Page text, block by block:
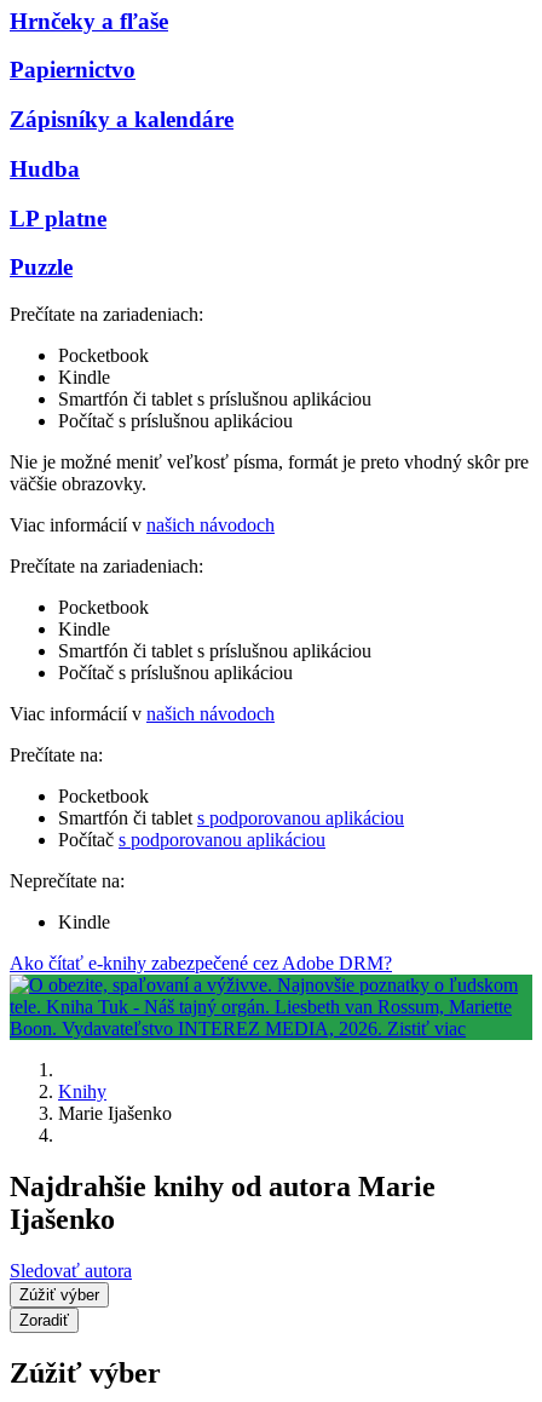
Hrnčeky a fľaše
Papiernictvo
Zápisníky a kalendáre
Hudba
LP platne
Puzzle
Prečítate na zariadeniach:
Pocketbook
Kindle
Smartfón či tablet s príslušnou aplikáciou
Počítač s príslušnou aplikáciou
Nie je možné meniť veľkosť písma, formát je preto vhodný skôr pre
väčšie obrazovky.
Viac informácií v našich návodoch
Prečítate na zariadeniach:
Pocketbook
Kindle
Smartfón či tablet s príslušnou aplikáciou
Počítač s príslušnou aplikáciou
Viac informácií v našich návodoch
Prečítate na:
Pocketbook
Smartfón či tablet s podporovanou aplikáciou
Počítač s podporovanou aplikáciou
Neprečítate na:
Kindle
Ako čítať e-knihy zabezpečené cez Adobe DRM?
Knihy
Marie Ijašenko
Najdrahšie knihy od autora Marie
Ijašenko
Sledovať autora
Zúžiť výber
Zoradiť
Zúžiť výber